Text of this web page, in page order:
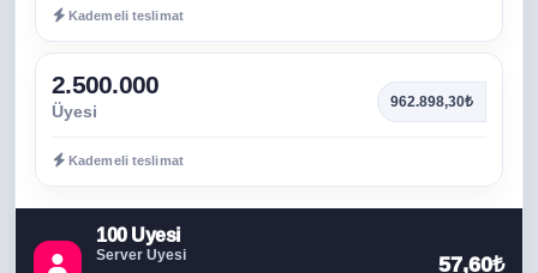
Kademeli teslimat
2.500.000
Üyesi 962.898,30₺
Kademeli teslimat
100 Üyesi
Server Üyesi 57,60₺